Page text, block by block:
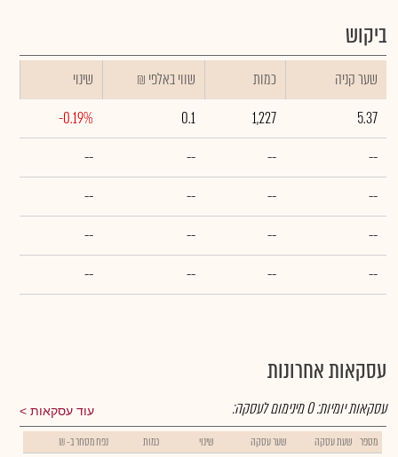
ביקוש
שער קניה כמות ₪ שווי באלפי
שינוי
5.37
1,227
0.1
-0.19%
--
--
--
--
--
--
--
--
--
--
--
--
--
--
--
--
עסקאות אחרונות
עוד עסקאות עסקאות יומיות:0מינימום לעסקה:
מספר שעת עסקה שער עסקה שינוי כמות נפח מסחר ב- ₪